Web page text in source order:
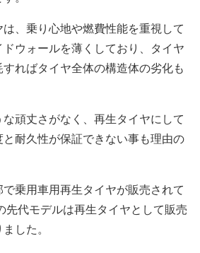
、乗り心地や燃費性能を重視して
ウォールを薄くしており、タイヤ
ればタイヤ全体の構造体の劣化も
頑丈さがなく、再生タイヤにして
耐久性が保証できない事も理由の
乗用車用再生タイヤが販売されて
先代モデルは再生タイヤとして販売
した。